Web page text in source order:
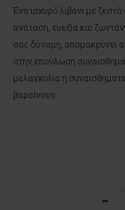
Ένα ισχυρό λιβάνι με
ανάταση, ευεξία και
σας δύναμη, απομακρύνει
στην επούλωση
μελαγχολία ή
βαραίνουν.